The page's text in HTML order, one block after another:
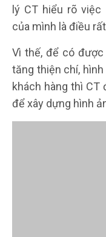
lý CT hiểu rõ
của mình là điều
Vì thế, để có
tăng thiện chí,
khách hàng thì CT
để xây dựng hình